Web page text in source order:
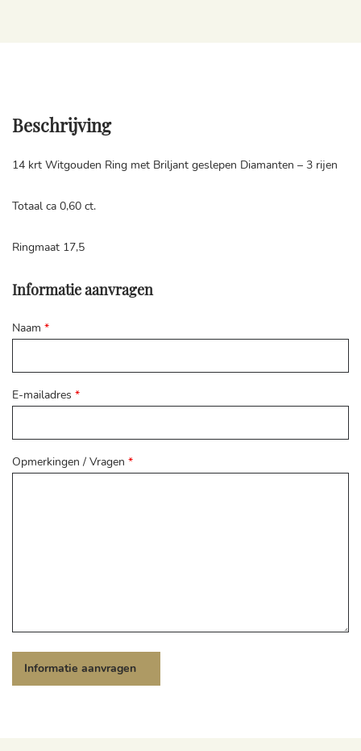
Beschrijving
14 krt Witgouden Ring met Briljant geslepen Diamanten – 3 rijen
Totaal ca 0,60 ct.
Ringmaat 17,5
Informatie aanvragen
Naam *
E-mailadres *
Opmerkingen / Vragen *